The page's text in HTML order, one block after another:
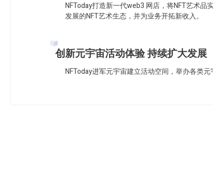
NFToday打造新一代web3 网店，将NFT艺术品实
发展的NFT艺术生态，并为业务开拓新收入。
创新元宇宙活动体验 持续扩大发展
NFToday进军元宇宙建立活动空间，举办各类元